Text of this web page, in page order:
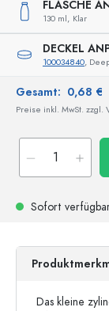
FLASCHE
130 ml, Klar
DECKEL
100034840,
Gesamt: 0,68 €
Preise inkl. MwSt. zzgl.
Sofort
Das kleine